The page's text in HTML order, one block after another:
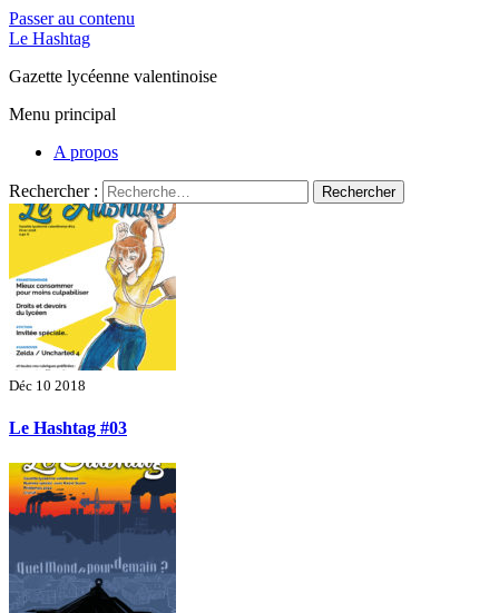
Passer au contenu
Le Hashtag
Gazette lycéenne valentinoise
Menu principal
A propos
Rechercher :
Déc 10 2018
Le Hashtag #03